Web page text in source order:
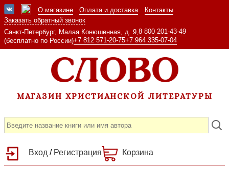
О магазине Оплата и доставка
Контакты
Заказать обратный звонок
Санкт-Петербург, Малая Конюшенная, д. 9, 8 800 201-43-49
(бесплатно по России)+7 812 571-20-75+7 964 335-07-04
МАГАЗИН ХРИСТИАНСКОЙ ЛИТЕРАТУРЫ
Вход / Регистрация Корзина